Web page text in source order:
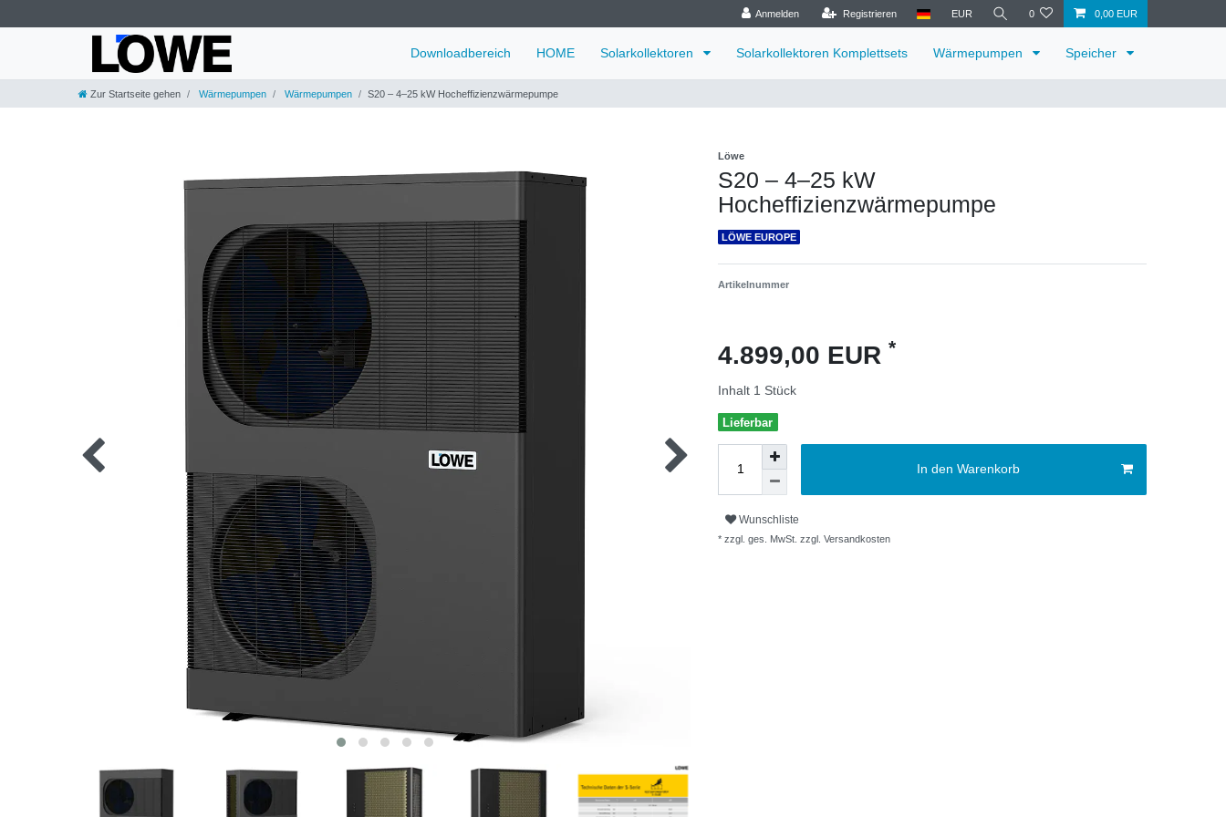
Anmelden Registrieren EUR 0 0,00 EUR
Downloadbereich HOME Solarkollektoren Solarkollektoren Komplettsets Wärmepumpen Speicher
Zur Startseite gehen Wärmepumpen Wärmepumpen S20 – 4–25 kW Hocheffizienzwärmepumpe
Löwe
S20 – 4–25 kW
Hocheffizienzwärmepumpe
LÖWE EUROPE
Artikelnummer
4.899,00 EUR *
Inhalt 1 Stück
Lieferbar
In den Warenkorb
Wunschliste
* zzgl. ges. MwSt. zzgl. Versandkosten